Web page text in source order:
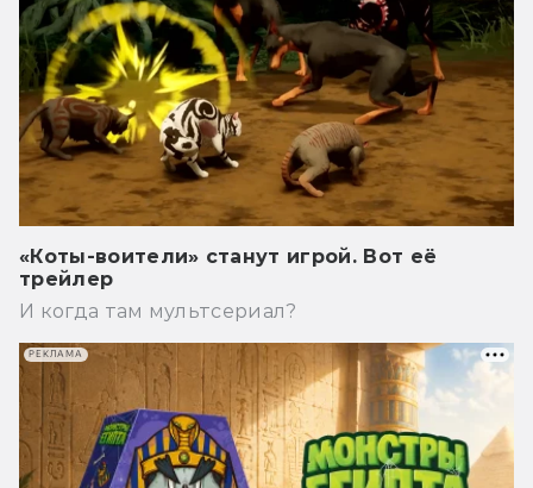
«Коты-воители» станут игрой. Вот её
трейлер
И когда там мультсериал?
РЕКЛАМА